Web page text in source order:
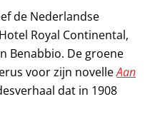
de Nederlandse
Royal Continental,
Benabbio. De groene
voor zijn novelleAan
dat in 1908